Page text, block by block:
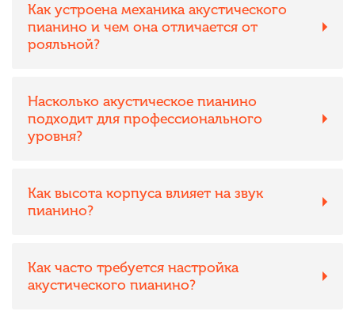
Как устроена механика акустического
пианино и чем она отличается от
рояльной?
Насколько акустическое пианино
подходит для профессионального
уровня?
Как высота корпуса влияет на звук
пианино?
Как часто требуется настройка
акустического пианино?